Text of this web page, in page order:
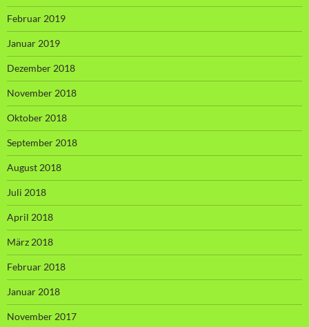
Februar 2019
Januar 2019
Dezember 2018
November 2018
Oktober 2018
September 2018
August 2018
Juli 2018
April 2018
März 2018
Februar 2018
Januar 2018
November 2017